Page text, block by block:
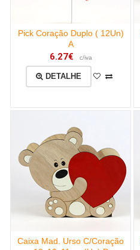
Pick Coração Duplo ( 12Un)
A
6.27€ c/iva
DETALHE
Caixa Mad. Urso C/Coração